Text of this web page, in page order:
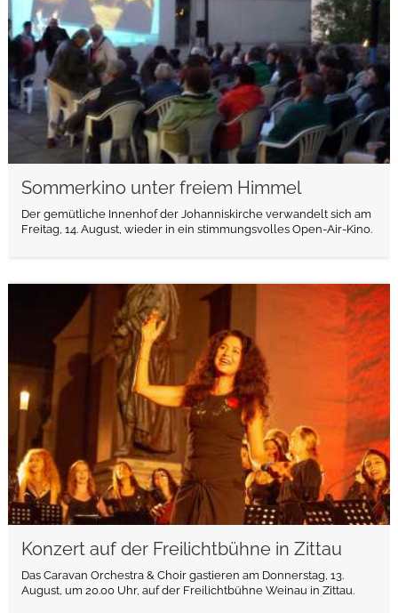
Sommerkino unter freiem Himmel
Der gemütliche Innenhof der Johanniskirche verwandelt sich am
Freitag, 14. August, wieder in ein stimmungsvolles Open-Air-Kino.
Konzert auf der Freilichtbühne in Zittau
Das Caravan Orchestra & Choir gastieren am Donnerstag, 13.
August, um 20.00 Uhr, auf der Freilichtbühne Weinau in Zittau.
weiterlesen